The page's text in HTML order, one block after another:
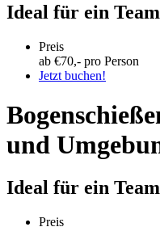
Ideal für ein
Preis
ab €70,- pro Person
Jetzt buchen!
und
Ideal für ein
Preis